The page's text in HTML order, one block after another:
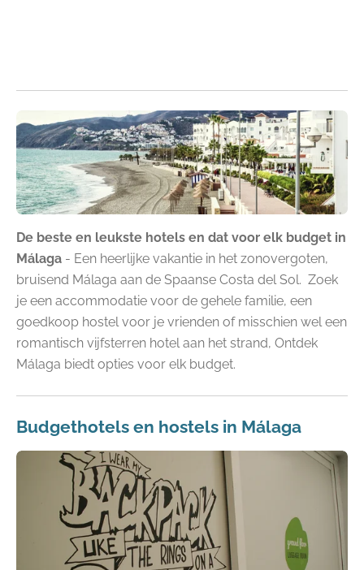
De beste en leukste hotels en dat voor elk budget in
Málaga - Een heerlijke vakantie in het zonovergoten,
bruisend Málaga aan de Spaanse Costa del Sol. Zoek
je een accommodatie voor de gehele familie, een
goedkoop hostel voor je vrienden of misschien wel een
romantisch vijfsterren hotel aan het strand, Ontdek
Málaga biedt opties voor elk budget.
Budgethotels en hostels in Málaga